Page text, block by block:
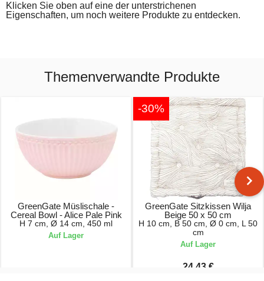
Klicken Sie oben auf eine der unterstrichenen
Eigenschaften, um noch weitere Produkte zu entdecken.
Themenverwandte Produkte
GreenGate Müslischale -
Cereal Bowl - Alice Pale Pink
H 7 cm, Ø 14 cm, 450 ml
Auf Lager
-30%
GreenGate Sitzkissen Wilja
Beige 50 x 50 cm
H 10 cm, B 50 cm, Ø 0 cm, L 50
cm
Auf Lager
24,43 €